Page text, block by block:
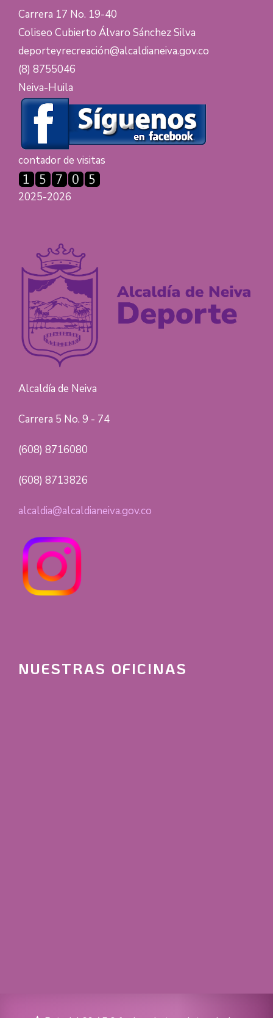
Carrera 17 No. 19-40
Coliseo Cubierto Álvaro Sánchez Silva
deporteyrecreación@alcaldianeiva.gov.co
(8) 8755046
Neiva-Huila
contador de visitas
2025-2026
Alcaldía de Neiva
Carrera 5 No. 9 - 74
(608) 8716080
(608) 8713826
alcaldia@alcaldianeiva.gov.co
NUESTRAS OFICINAS